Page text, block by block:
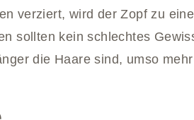
verziert, wird der Zopf zu
sollten kein schlechtes
die Haare sind, umso